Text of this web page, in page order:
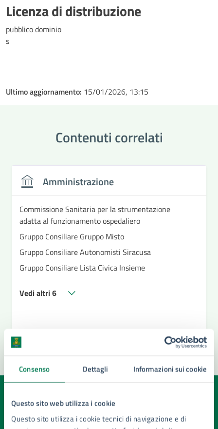
Consenso Dettagli Informazioni sui cookie
Questo sito web utilizza i cookie
Questo sito utilizza i cookie tecnici di navigazione e di
Licenza di distribuzione
pubblico dominio
s
Ultimo aggiornamento: 15/01/2026, 13:15
Contenuti correlati
Amministrazione
Commissione Sanitaria per la strumentazione
adatta al funzionamento ospedaliero
Gruppo Consiliare Gruppo Misto
Gruppo Consiliare Autonomisti Siracusa
Gruppo Consiliare Lista Civica Insieme
Vedi altri 6
Quanto sono chiare le informazioni su questa
pagina?